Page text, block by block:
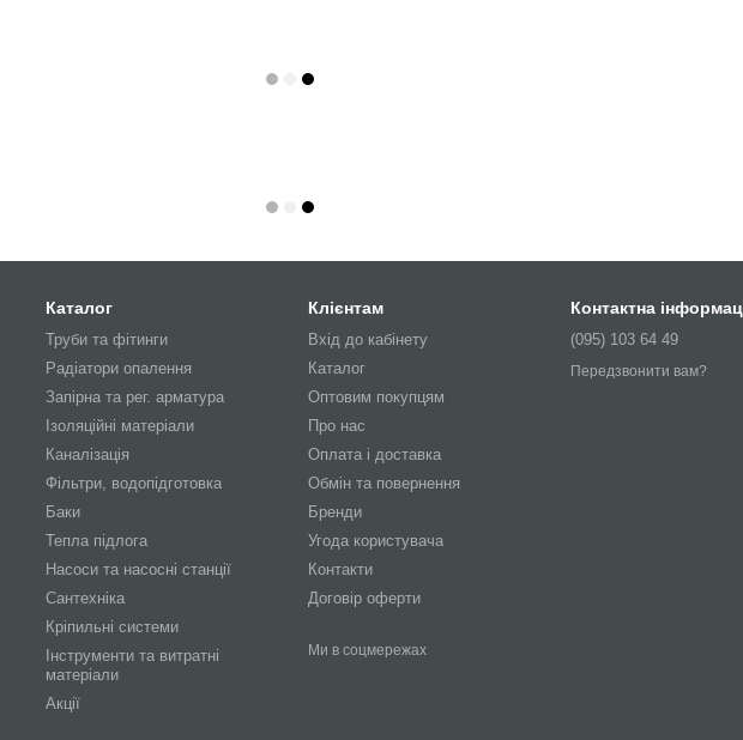
Каталог
Труби та фітинги
Радіатори опалення
Запірна та рег. арматура
Ізоляційні матеріали
Каналізація
Фільтри, водопідготовка
Баки
Тепла підлога
Насоси та насосні станції
Сантехніка
Кріпильні системи
Інструменти та витратні
матеріали
Акції
Клієнтам
Вхід до кабінету
Каталог
Оптовим покупцям
Про нас
Оплата і доставка
Обмін та повернення
Бренди
Угода користувача
Контакти
Договір оферти
Ми в соцмережах
Контактна
(095) 103 64 49
Передзвонити вам?